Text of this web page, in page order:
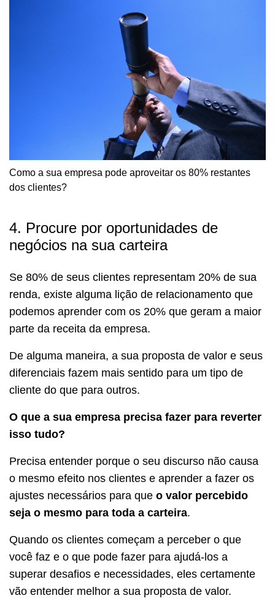
Como a sua empresa pode aproveitar os 80% restantes
dos clientes?
4. Procure por oportunidades de
negócios na sua carteira
Se 80% de seus clientes representam 20% de sua
renda, existe alguma lição de relacionamento que
podemos aprender com os 20% que geram a maior
parte da receita da empresa.
De alguma maneira, a sua proposta de valor e seus
diferenciais fazem mais sentido para um tipo de
cliente do que para outros.
O que a sua empresa precisa fazer para reverter
isso tudo?
Precisa entender porque o seu discurso não causa
o mesmo efeito nos clientes e aprender a fazer os
ajustes necessários para que o valor percebido
seja o mesmo para toda a carteira.
Quando os clientes começam a perceber o que
você faz e o que pode fazer para ajudá-los a
superar desafios e necessidades, eles certamente
vão entender melhor a sua proposta de valor.